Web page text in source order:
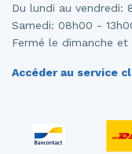
Du lundi au vendredi:
Samedi: 08h00 -
Fermé le dimanche et
Accéder au service